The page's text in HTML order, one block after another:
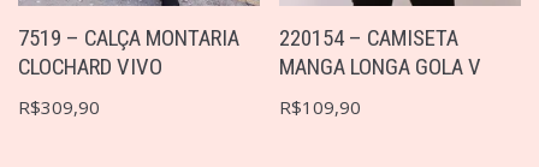
7519 – CALÇA MONTARIA
CLOCHARD VIVO
R$309,90
220154 – CAMISETA
MANGA LONGA GOLA V
R$109,90